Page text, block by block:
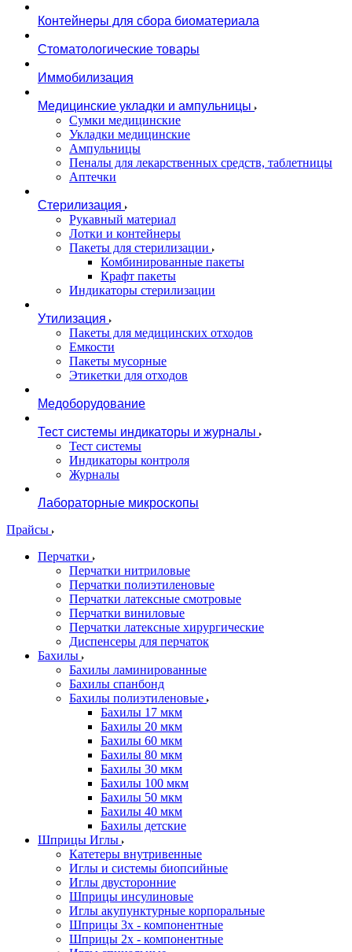
Контейнеры для сбора биоматериала
Стоматологические товары
Иммобилизация
Медицинские укладки и ампульницы
Сумки медицинские
Укладки медицинские
Ампульницы
Пеналы для лекарственных средств, таблетницы
Аптечки
Стерилизация
Рукавный материал
Лотки и контейнеры
Пакеты для стерилизации
Комбинированные пакеты
Крафт пакеты
Индикаторы стерилизации
Утилизация
Пакеты для медицинских отходов
Емкости
Пакеты мусорные
Этикетки для отходов
Медоборудование
Тест системы индикаторы и журналы
Тест системы
Индикаторы контроля
Журналы
Лабораторные микроскопы
Прайсы
Перчатки
Перчатки нитриловые
Перчатки полиэтиленовые
Перчатки латексные смотровые
Перчатки виниловые
Перчатки латексные хирургические
Диспенсеры для перчаток
Бахилы
Бахилы ламинированные
Бахилы спанбонд
Бахилы полиэтиленовые
Бахилы 17 мкм
Бахилы 20 мкм
Бахилы 60 мкм
Бахилы 80 мкм
Бахилы 30 мкм
Бахилы 100 мкм
Бахилы 50 мкм
Бахилы 40 мкм
Бахилы детские
Шприцы Иглы
Катетеры внутривенные
Иглы и системы биопсийные
Иглы двусторонние
Шприцы инсулиновые
Иглы акупунктурные корпоральные
Шприцы 3х - компонентные
Шприцы 2х - компонентные